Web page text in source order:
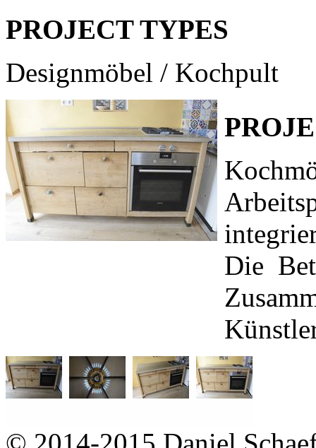
PROJECT TYPES
Designmöbel / Kochpult
Die